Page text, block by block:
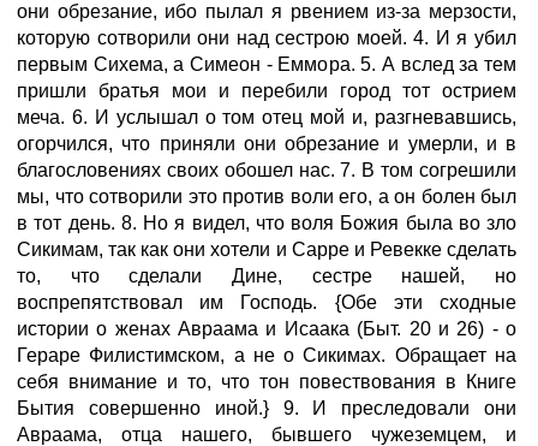
они обрезание, ибо пылал я рвением из-за мерзости,
которую сотворили они над сестрою моей. 4. И я убил
первым Сихема, а Симеон - Еммора. 5. А вслед за тем
пришли братья мои и перебили город тот острием
меча. 6. И услышал о том отец мой и, разгневавшись,
огорчился, что приняли они обрезание и умерли, и в
благословениях своих обошел нас. 7. В том согрешили
мы, что сотворили это против воли его, а он болен был
в тот день. 8. Но я видел, что воля Божия была во зло
Сикимам, так как они хотели и Сарре и Ревекке сделать
то, что сделали Дине, сестре нашей, но
воспрепятствовал им Господь. {Обе эти сходные
истории о женах Авраама и Исаака (Быт. 20 и 26) - о
Гераре Филистимском, а не о Сикимах. Обращает на
себя внимание и то, что тон повествования в Книге
Бытия совершенно иной.} 9. И преследовали они
Авраама, отца нашего, бывшего чужеземцем, и